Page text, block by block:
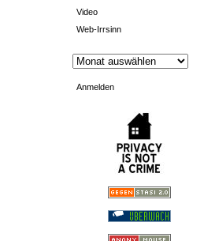
Video
Web-Irrsinn
Anmelden